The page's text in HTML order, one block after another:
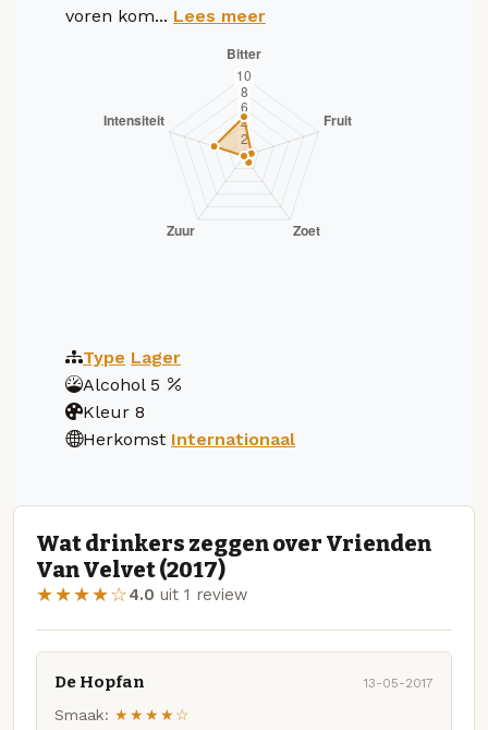
voren kom... Lees meer
Type Lager
Alcohol 5
Kleur 8
Herkomst Internationaal
Wat drinkers zeggen over Vrienden
Van Velvet (2017)
★★★★☆4.0 uit 1 review
De Hopfan 13-05-2017
Smaak: ★★★★☆